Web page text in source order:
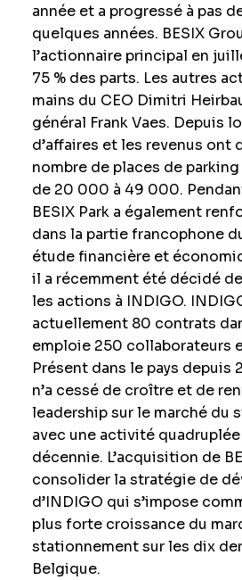
année et a progressé à pas
quelques années. BESIX
l’actionnaire principal en
75 % des parts. Les autres
mains du CEO Dimitri
général Frank Vaes. Depuis
d’affaires et les revenus ont
nombre de places de
de 20 000 à 49 000.
BESIX Park a également
dans la partie francophone
étude financière et
il a récemment été décidé
les actions à INDIGO.
actuellement 80 contrats
emploie 250 collaborateurs
Présent dans le pays depuis
n’a cessé de croître et de
leadership sur le marché du
avec une activité
décennie. L’acquisition de
consolider la stratégie de
d’INDIGO qui s’impose
plus forte croissance du
stationnement sur les dix
Belgique.